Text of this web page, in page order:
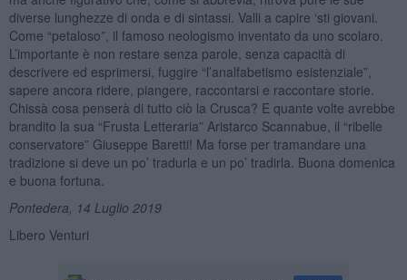
diverse lunghezze di onda e di sintassi. Valli a capire ‘sti giovani.
Come “petaloso”, il famoso neologismo inventato da uno scolaro.
L’importante è non restare senza parole, senza capacità di
descrivere ed esprimersi, fuggire “l’analfabetismo esistenziale”,
sapere ancora ridere, piangere, raccontarsi e raccontare storie.
Chissà cosa penserà di tutto ciò la Crusca? E quante volte avrebbe
brandito la sua “Frusta Letteraria” Aristarco Scannabue, il “ribelle
conservatore” Giuseppe Baretti! Ma forse per tramandare una
tradizione si deve un po’ tradurla e un po’ tradirla. Buona domenica
e buona fortuna.
Pontedera, 14 Luglio 2019
Libero Venturi